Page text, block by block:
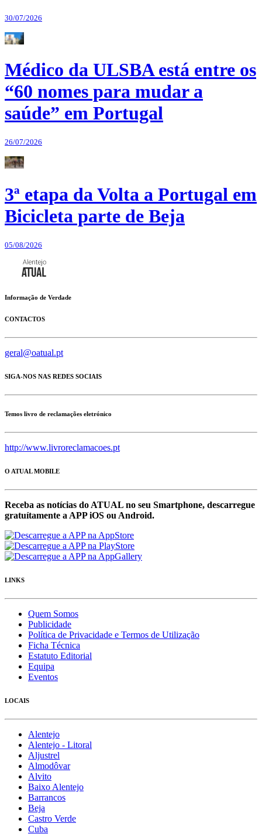
30/07/2026
Médico da ULSBA está entre os
“60 nomes para mudar a
saúde” em Portugal
26/07/2026
3ª etapa da Volta a Portugal em
Bicicleta parte de Beja
05/08/2026
Informação de Verdade
CONTACTOS
geral@oatual.pt
SIGA-NOS NAS REDES SOCIAIS
Temos livro de reclamações eletrónico
http://www.livroreclamacoes.pt
O ATUAL MOBILE
Receba as notícias do ATUAL no seu Smartphone, descarregue
gratuítamente a APP iOS ou Android.
LINKS
Quem Somos
Publicidade
Política de Privacidade e Termos de Utilização
Ficha Técnica
Estatuto Editorial
Equipa
Eventos
LOCAIS
Alentejo
Alentejo - Litoral
Aljustrel
Almodôvar
Alvito
Baixo Alentejo
Barrancos
Beja
Castro Verde
Cuba